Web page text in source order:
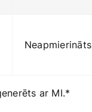
Neapmierināts
ar MI.*